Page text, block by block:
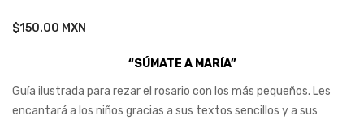
$150.00 MXN
“SÚMATE A MARÍA”
Guía ilustrada para rezar el rosario con los más pequeños. Les
encantará a los niños gracias a sus textos sencillos y a sus